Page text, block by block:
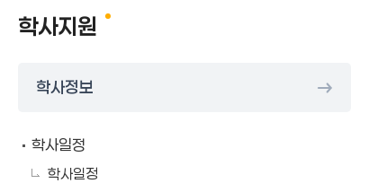
학사지원
학사정보
학사일정
학사일정